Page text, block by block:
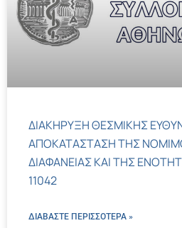
ΔΙΑΚΗΡΥΞΗ ΘΕΣΜΙΚΗΣ
ΑΠΟΚΑΤΑΣΤΑΣΗ ΤΗΣ
ΔΙΑΦΑΝΕΙΑΣ ΚΑΙ ΤΗΣ
11042
ΔΙΑΒΑΣΤΕ ΠΕΡΙΣΣΌΤΕΡΑ »